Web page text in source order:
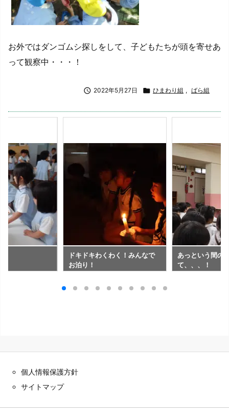
お外ではダンゴムシ探しをして、子どもたちが頭を寄せあ
って観察中・・・！
 2022年5月27日  ひまわり組 , ばら組
ドキドキわくわく！みんなで
お泊り！
あっという間の
て、、、！
個人情報保護方針
サイトマップ